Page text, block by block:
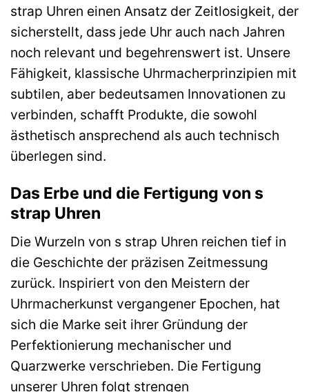
strap Uhren einen Ansatz der Zeitlosigkeit, der
sicherstellt, dass jede Uhr auch nach Jahren
noch relevant und begehrenswert ist. Unsere
Fähigkeit, klassische Uhrmacherprinzipien mit
subtilen, aber bedeutsamen Innovationen zu
verbinden, schafft Produkte, die sowohl
ästhetisch ansprechend als auch technisch
überlegen sind.
Das Erbe und die Fertigung von s
strap Uhren
Die Wurzeln von s strap Uhren reichen tief in
die Geschichte der präzisen Zeitmessung
zurück. Inspiriert von den Meistern der
Uhrmacherkunst vergangener Epochen, hat
sich die Marke seit ihrer Gründung der
Perfektionierung mechanischer und
Quarzwerke verschrieben. Die Fertigung
unserer Uhren folgt strengen